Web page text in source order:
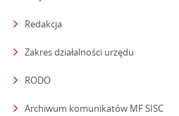
Redakcja
Zakres działalności urzędu
RODO
Archiwum komunikatów MF SISC